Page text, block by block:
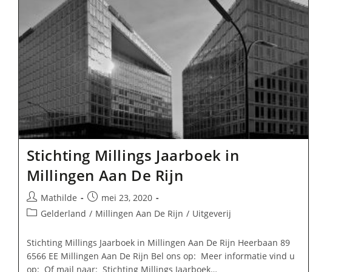
Stichting Millings Jaarboek in
Millingen Aan De Rijn
Bericht
auteur:
Mathilde
Bericht
gepubliceerd
mei 23, 2020
Berichtcategorie:
Gelderland / Millingen Aan De Rijn / Uitgeverij
Stichting Millings Jaarboek in Millingen Aan De Rijn Heerbaan 89
6566 EE Millingen Aan De Rijn Bel ons op: Meer informatie vind u
op: Of mail naar: Stichting Millings Jaarboek…